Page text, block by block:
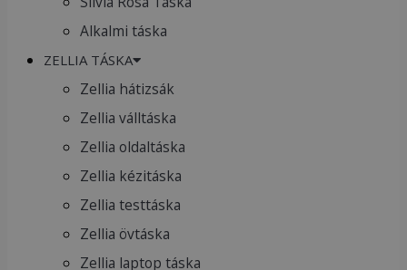
Alkalmi táska
ZELLIA TÁSKA
Zellia hátizsák
Zellia válltáska
Zellia oldaltáska
Zellia kézitáska
Zellia testtáska
Zellia övtáska
Zellia laptop táska